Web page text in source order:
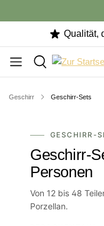
Qualität,
Geschirr Geschirr-Sets
GESCHIRR-
Geschirr-
Personen
Von 12 bis 48
Porzellan.